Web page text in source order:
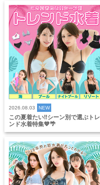
2026.08.03 NEW
この夏着たい‼️シーン別で選ぶトレ
ンド水着特集💙🌴